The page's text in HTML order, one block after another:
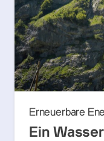
Erneuerbare
Ein